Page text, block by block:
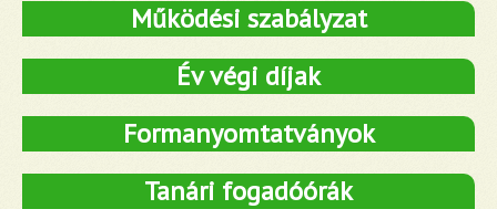
Működési szabályzat
Év végi díjak
Formanyomtatványok
Tanári fogadóórák